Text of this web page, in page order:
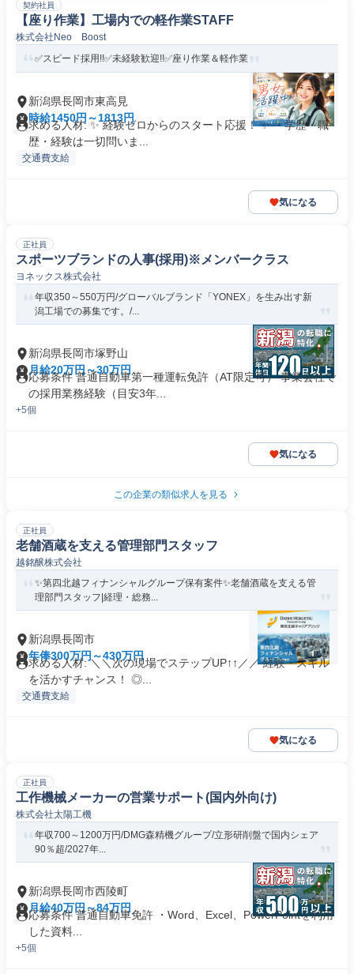
契約社員
【座り作業】工場内での軽作業STAFF
株式会社Neo Boost
✅スピード採用!!✅未経験歓迎!!✅座り作業＆軽作業
新潟県長岡市東高見
時給1450円～1813円
求める人材: ✨ 経験ゼロからのスタート応援！ ✨ ・学歴・職
歴・経験は一切問いま...
交通費支給
気になる
正社員
スポーツブランドの人事(採用)※メンバークラス
ヨネックス株式会社
年収350～550万円/グローバルブランド「YONEX」を生み出す新
潟工場での募集です。/...
新潟県長岡市塚野山
月給20万円～30万円
応募条件 普通自動車第一種運転免許（AT限定可） 事業会社で
の採用業務経験（目安3年...
+5個
気になる
この企業の類似求人を見る
正社員
老舗酒蔵を支える管理部門スタッフ
越銘醸株式会社
✨️第四北越フィナンシャルグループ保有案件✨️老舗酒蔵を支える管
理部門スタッフ|経理・総務...
新潟県長岡市
年俸300万円～430万円
求める人材: ＼＼次の現場でステップUP↑↑／／ 経験・スキル
を活かすチャンス！ ◎...
交通費支給
気になる
正社員
工作機械メーカーの営業サポート(国内外向け)
株式会社太陽工機
年収700～1200万円/DMG森精機グループ/立形研削盤で国内シェア
90％超/2027年...
新潟県長岡市西陵町
月給40万円～84万円
応募条件 普通自動車免許 ・Word、Excel、PowerPointを利用
した資料...
+5個